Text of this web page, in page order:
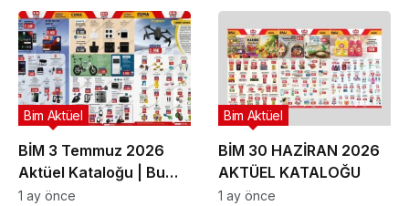
Olan Ürünler
BİM 3 Temmuz 2026
Aktüel Kataloğu | Bu
Hafta İndirime Giren
Bim Aktüel
1 ay önce
BİM 30 HAZİRAN 2026
AKTÜEL KATALOĞU
Bim Aktüel
1 ay önce